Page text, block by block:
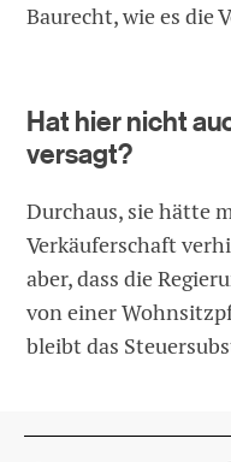
Baurecht, wie es die
Hat hier nicht
versagt?
Durchaus, sie hätte
Verkäuferschaft
aber, dass die
von einer
bleibt das